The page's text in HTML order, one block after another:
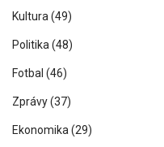
Kultura(49)
Politika(48)
Fotbal (46)
Zprávy(37)
Ekonomika(29)